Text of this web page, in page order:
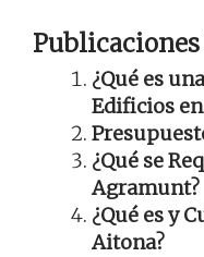
Publicaciones
¿Qué es
Edificios
¿Qué se
Agramunt?
¿Qué es y
Aitona?